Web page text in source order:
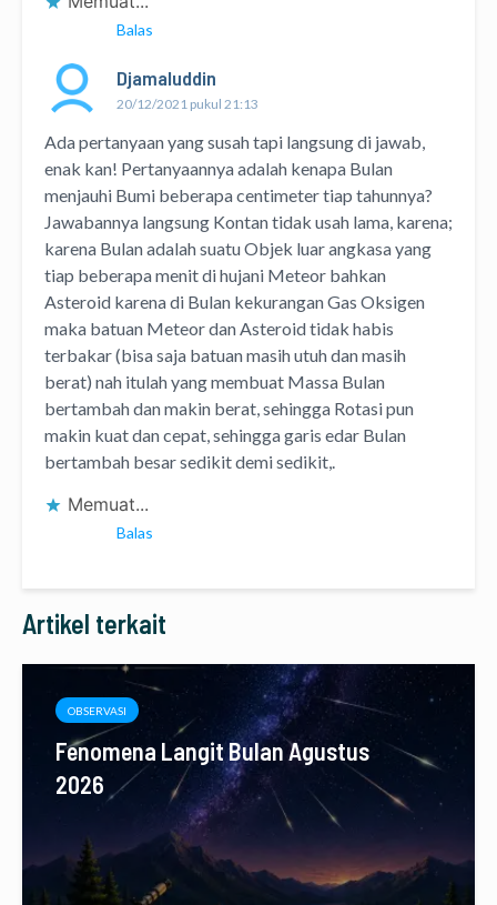
Balas
Djamaluddin
20/12/2021 pukul 21:13
Ada pertanyaan yang susah tapi langsung di jawab,
enak kan! Pertanyaannya adalah kenapa Bulan
menjauhi Bumi beberapa centimeter tiap tahunnya?
Jawabannya langsung Kontan tidak usah lama, karena;
karena Bulan adalah suatu Objek luar angkasa yang
tiap beberapa menit di hujani Meteor bahkan
Asteroid karena di Bulan kekurangan Gas Oksigen
maka batuan Meteor dan Asteroid tidak habis
terbakar (bisa saja batuan masih utuh dan masih
berat) nah itulah yang membuat Massa Bulan
bertambah dan makin berat, sehingga Rotasi pun
makin kuat dan cepat, sehingga garis edar Bulan
bertambah besar sedikit demi sedikit,.
Memuat...
Balas
Artikel terkait
OBSERVASI
Fenomena Langit Bulan Agustus
2026